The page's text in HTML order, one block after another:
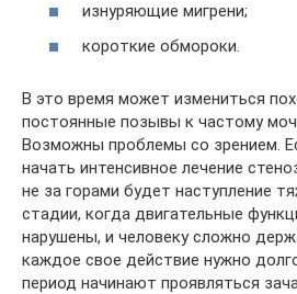
изнуряющие мигрени;
короткие обмороки.
В это время может измениться
постоянные позывы к частому
Возможны проблемы со зрением.
начать интенсивное лечение
не за горами будет наступление
стадии, когда двигательные
нарушены, и человеку сложно
каждое свое действие нужно
период начинают проявляться